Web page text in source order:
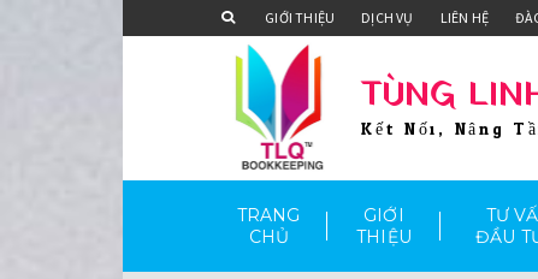
GIỚI THIỆU DỊCH VỤ LIÊN HỆ
TÙNG
Kết Nối, Nâng
TRANG
CHỦ
GIỚI
THIỆU
TƯ
ĐẦU